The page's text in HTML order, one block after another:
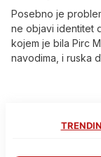
Posebno je
ne objavi identitet
kojem je bila Pirc
navodima, i ruska